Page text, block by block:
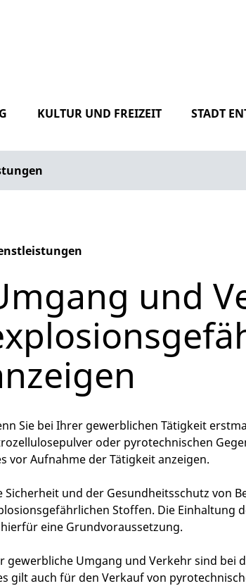
KULTUR UND FREIZEIT STADT
und
Sie bei Ihrer gewerblichen Tätigkeit
oder pyrotechnischen
vor Aufnahme der Tätigkeit anzeigen.
Sicherheit und der Gesundheitsschutz von
Stoffen. Die Einhaltung
eine Grundvoraussetzung.
gewerbliche Umgang und Verkehr sind bei
gilt auch für den Verkauf von